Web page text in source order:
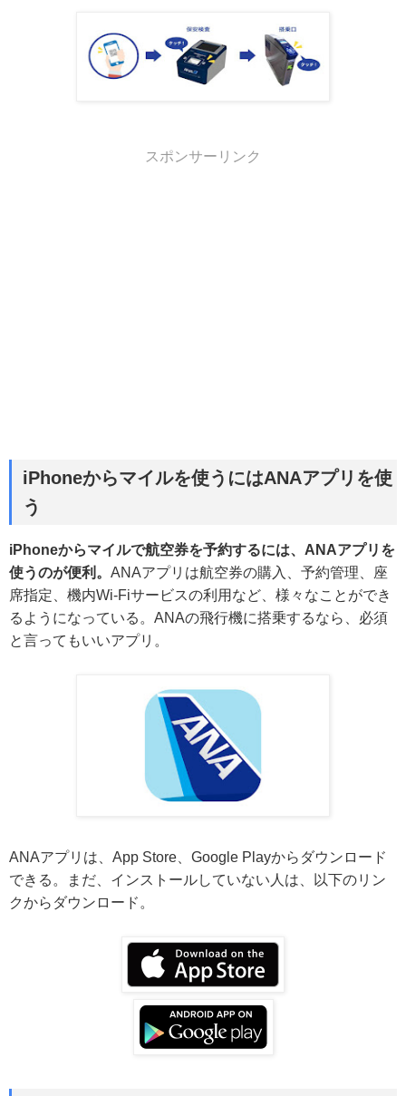
スポンサーリンク
iPhoneからマイルを使うにはANAアプリを使
う
iPhoneからマイルで航空券を予約するには、ANAアプリを
使うのが便利。 ANAアプリは航空券の購入、予約管理、座
席指定、機内Wi-Fiサービスの利用など、様々なことができ
るようになっている。ANAの飛行機に搭乗するなら、必須
と言ってもいいアプリ。
ANAアプリは、App Store、Google Playからダウンロード
できる。まだ、インストールしていない人は、以下のリン
クからダウンロード。